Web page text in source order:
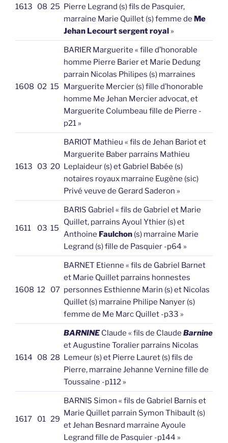
1613 08 25 Pierre Legrand (s) fils de Pasquier,
marraine Marie Quillet (s) femme de Me
Jehan Lecourt sergent royal »
1608 02 15
BARIER Marguerite « fille d’honorable
homme Pierre Barier et Marie Dedung
parrain Nicolas Philipes (s) marraines
Marguerite Mercier (s) fille d’honorable
homme Me Jehan Mercier advocat, et
Marguerite Columbeau fille de Pierre -
p21 »
1613 03 20
BARIOT Mathieu « fils de Jehan Bariot et
Marguerite Baber parrains Mathieu
Leplaideur (s) et Gabriel Babée (s)
notaires royaux marraine Eugène (sic)
Privé veuve de Gerard Saderon »
1611 03 15
BARIS Gabriel « fils de Gabriel et Marie
Quillet, parrains Ayoul Ythier (s) et
Anthoine Faulchon (s) marraine Marie
Legrand (s) fille de Pasquier -p64 »
1608 12 07
BARNET Etienne « fils de Gabriel Barnet
et Marie Quillet parrains honnestes
personnes Esthienne Marin (s) et Nicolas
Quillet (s) marraine Philipe Nanyer (s)
femme de Me Marc Quillet -p33 »
1614 08 28
BARNINEClaude « fils de Claude Barnine
et Augustine Toralier parrains Nicolas
Lemeur (s) et Pierre Lauret (s) fils de
Pierre, marraine Jehanne Vernine fille de
Toussaine -p112 »
1617 01 29
BARNIS Simon « fils de Gabriel Barnis et
Marie Quillet parrain Symon Thibault (s)
et Jehan Besnard marraine Ayoule
Legrand fille de Pasquier -p144 »